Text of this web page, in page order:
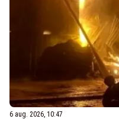
6 aug. 2026, 10:47